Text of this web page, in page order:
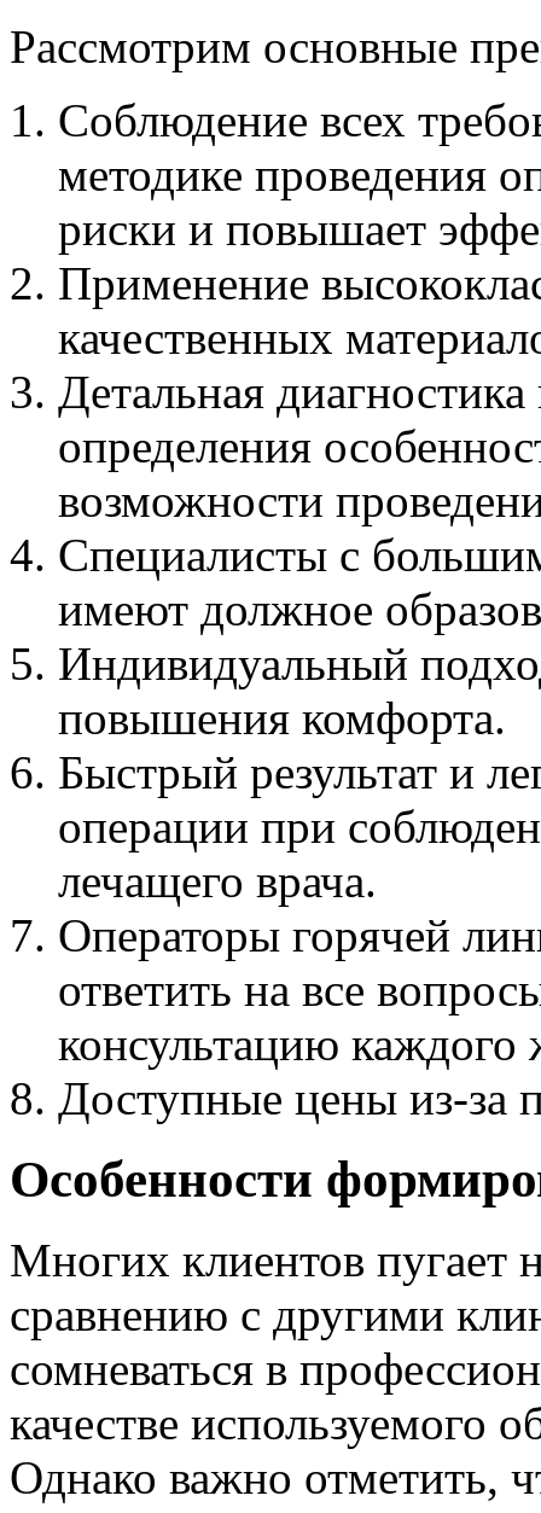
Рассмотрим основные
Соблюдение всех
методике проведения
риски и повышает
Применение
качественных
Детальная
определения
возможности
Специалисты с
имеют должное
Индивидуальный
повышения комфорта.
Быстрый результат и
операции при
лечащего врача.
Операторы горячей
ответить на все
консультацию
Доступные цены из-за
Особенности
Многих клиентов пугает
сравнению с другими
сомневаться в
качестве используемого
Однако важно отметить,